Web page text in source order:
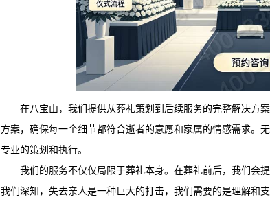
在八宝山，我们提供从葬礼策划到后续服务的完整解决方
方案，确保每一个细节都符合逝者的意愿和家属的情感需求。
专业的策划和执行。
我们的服务不仅仅局限于葬礼本身。在葬礼前后，我们会
我们深知，失去亲人是一种巨大的打击，我们需要的是理解和